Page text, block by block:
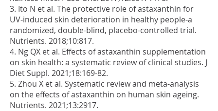
3. Ito N et al. The protective role of astaxanthin for
UV-induced skin deterioration in healthy people-a
randomized, double-blind, placebo-controlled trial.
Nutrients. 2018;10:817.
4. Ng QX et al. Effects ofastaxanthin supplementation
on skin health: a systematic review of clinical studies. J
Diet Suppl. 2021;18:169-82.
5. Zhou X et al. Systematic review and meta-analysis
on the effects of astaxanthin on human skin ageing.
Nutrients. 2021;13:2917.